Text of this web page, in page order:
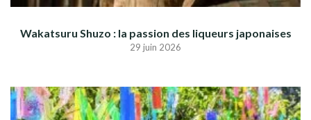
Wakatsuru Shuzo : la passion des liqueurs japonaises
29 juin 2026